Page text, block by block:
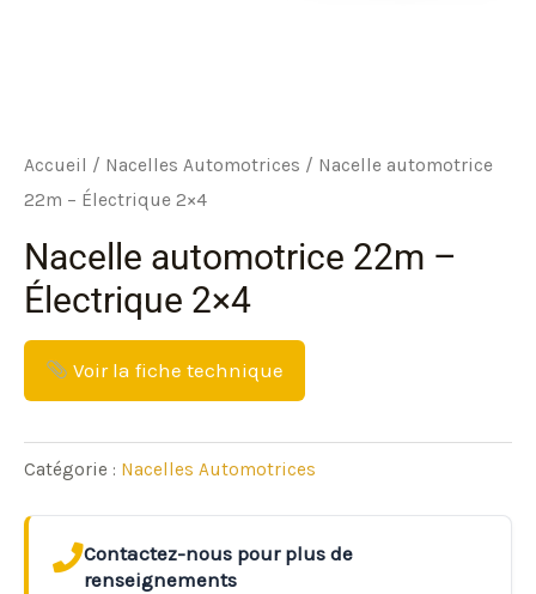
Accueil / Nacelles Automotrices / Nacelle automotrice
22m – Électrique 2×4
Nacelle automotrice 22m –
Électrique 2×4
Voir la fiche technique
Catégorie : Nacelles Automotrices
Contactez-nous pour plus de
renseignements